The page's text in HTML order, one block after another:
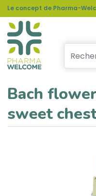
Le concept de Pharma-
Bach
sweet